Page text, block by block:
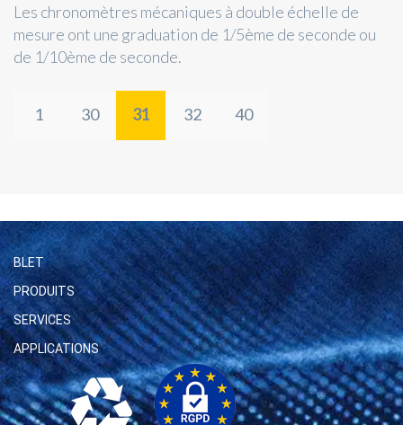
Les chronomètres mécaniques à double échelle de
mesure ont une graduation de 1/5ème de seconde ou
de 1/10ème de seconde.
1 30 31 32 40
BLET
PRODUITS
SERVICES
APPLICATIONS